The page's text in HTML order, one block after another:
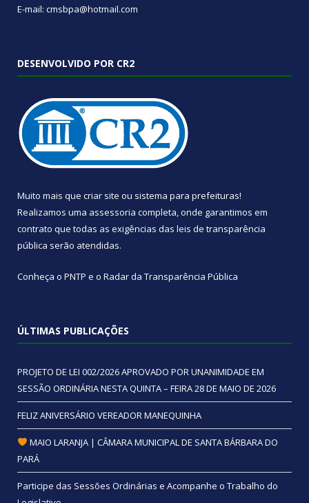
E-mail: cmsbpa@hotmail.com
DESENVOLVIDO POR CR2
Muito mais que criar site ou sistema para prefeituras!
Realizamos uma assessoria completa, onde garantimos em
contrato que todas as exigências das leis de transparência
pública serão atendidas.
Conheça o PNTP e o Radar da Transparência Pública
ÚLTIMAS PUBLICAÇÕES
PROJETO DE LEI 002/2026 APROVADO POR UNANIMIDADE EM
SESSÃO ORDINÁRIA NESTA QUINTA – FEIRA 28 DE MAIO DE 2026
FELIZ ANIVERSÁRIO VEREADOR MANEQUINHA
MAIO LARANJA | CÂMARA MUNICIPAL DE SANTA BÁRBARA DO
PARÁ
Participe das Sessões Ordinárias e Acompanhe o Trabalho do